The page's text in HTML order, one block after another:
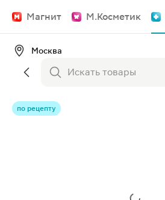
Магнит М.Косметик
Москва
по рецепту